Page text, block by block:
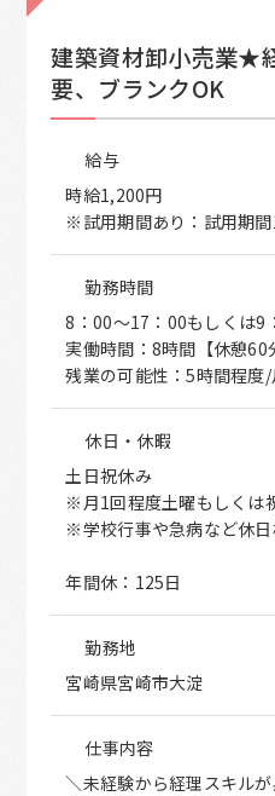
建築資材卸小売業★
要、ブランクOK
給与
時給1,200円
※試用期間あり：試用期間
勤務時間
8：00～17：00もしくは9
実働時間：8時間【休憩60
残業の可能性：5時間程度/
休日・休暇
土日祝休み
※月1回程度土曜もしくは
※学校行事や急病など休
年間休：125日
勤務地
宮崎県宮崎市大淀
仕事内容
＼未経験から経理スキル